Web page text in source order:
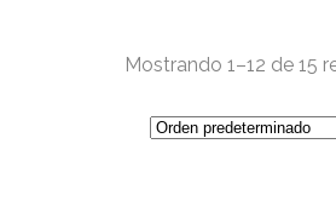
Mostrando 1–12 de 15